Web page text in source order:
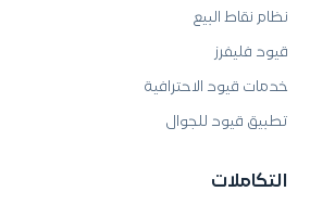
نظام نقاط البيع
قيود فليفرز
خدمات قيود الاحترافية
تطبيق قيود للجوال
التكاملات